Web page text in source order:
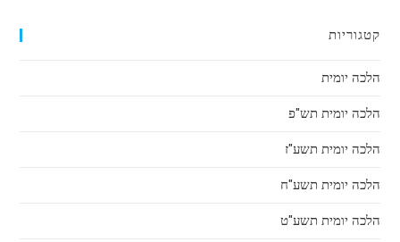
קטגוריות
הלכה יומית
הלכה יומית תש"פ
הלכה יומית תשע"ז
הלכה יומית תשע"ח
הלכה יומית תשע"ט